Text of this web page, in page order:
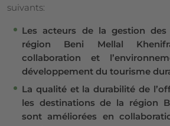
suivants:
Les acteurs de la gestion
région Beni Mellal
collaboration et
développement du tourisme
La qualité et la durabilité de
les destinations de la région
sont améliorées en